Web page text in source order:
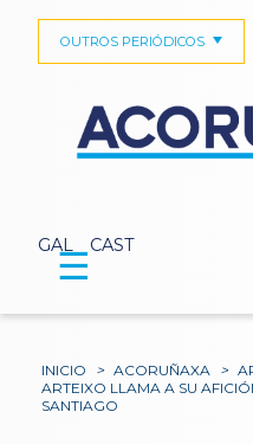
GAL CAST
OUTROS PERIÓDICOS
☰
INICIO > ACORUÑAXA >
ARTEIXO LLAMA A SU
SANTIAGO